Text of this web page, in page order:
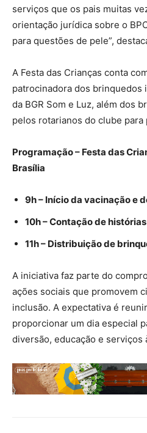
serviços que os pais muitas
orientação jurídica sobre o
para questões de pele”,
A Festa das Crianças conta
patrocinadora dos brinquedos
da BGR Som e Luz, além dos
pelos rotarianos do clube
Programação – Festa das
Brasília
9h – Início da vacinação e
10h – Contação de
11h – Distribuição de
A iniciativa faz parte do
ações sociais que promovem
inclusão. A expectativa é
proporcionar um dia especial
diversão, educação e serviços